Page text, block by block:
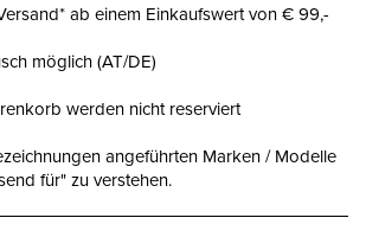
ab einem Einkaufswert von € 99,-
möglich (AT/DE)
werden nicht reserviert
angeführten Marken / Modelle
für" zu verstehen.